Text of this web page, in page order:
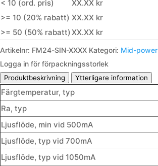
< 10 (ord. pris)
XX.XX kr
>= 10 (20% rabatt) XX.XX kr
>= 50 (50% rabatt) XX.XX kr
Artikelnr: FM24-SIN-XXXX Kategori: Mid-power
Logga in för förpackningsstorlek
Produktbeskrivning Ytterligare information
Färgtemperatur, typ
Ra, typ
Ljusflöde, min vid 500mA
Ljusflöde, typ vid 700mA
Ljusflöde, typ vid 1050mA